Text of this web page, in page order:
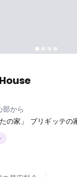
部から
の家」 ブリギッテの